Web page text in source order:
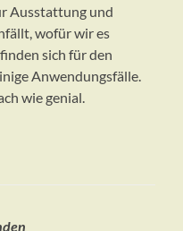
Ausstattung und
wofür wir es
sich für den
Anwendungsfälle.
wie genial.